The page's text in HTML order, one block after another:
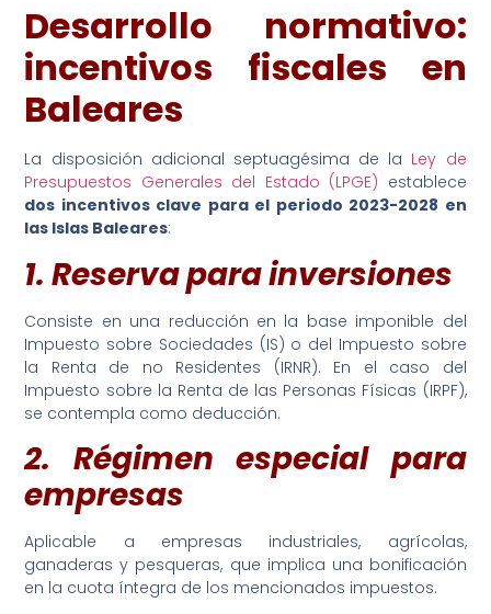
Desarrollo normativo:
incentivos fiscales en
Baleares
La disposición adicional septuagésima de la Ley de
Presupuestos Generales del Estado (LPGE) establece
dos incentivos clave para el periodo 2023-2028 en
las Islas Baleares:
1. Reserva para inversiones
Consiste en una reducción en la base imponible del
Impuesto sobre Sociedades (IS) o del Impuesto sobre
la Renta de no Residentes (IRNR). En el caso del
Impuesto sobre la Renta de las Personas Físicas (IRPF),
se contempla como deducción.
2. Régimen especial para
empresas
Aplicable a empresas industriales, agrícolas,
ganaderas y pesqueras, que implica una bonificación
en la cuota íntegra de los mencionados impuestos.